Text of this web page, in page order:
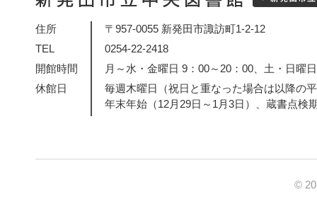
住所
〒957-0055 新発田市諏訪町1-2-12
TEL
0254-22-2418
開館時間
月～水・金曜日 9：00～20：00、土・日曜
休館日
毎週木曜日（祝日と重なった場合は以降の
年末年始（12月29日～1月3日）、蔵書点検
©